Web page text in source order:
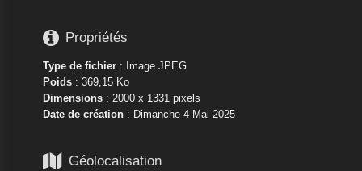
 Propriétés
Type de fichier: Image JPEG
Poids: 369,15 Ko
Dimensions: 2000 x 1331 pixels
Date de création: Dimanche 4 Mai 2025
 Géolocalisation